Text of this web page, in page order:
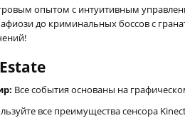
опытом с интуитивным
до криминальных боссов с
Все события основаны на
все преимущества сенсора